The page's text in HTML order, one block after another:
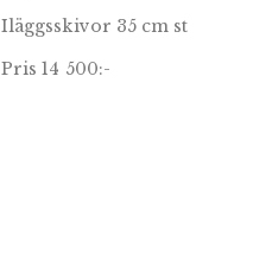
Iläggsskivor 35 cm st
Pris 14 500:-